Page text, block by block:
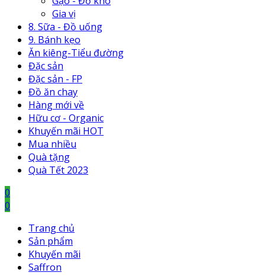
Gia vị
8. Sữa - Đồ uống
9. Bánh kẹo
Ăn kiêng-Tiểu đường
Đặc sản
Đặc sản - FP
Đồ ăn chay
Hàng mới về
Hữu cơ - Organic
Khuyến mãi HOT
Mua nhiều
Quà tặng
Quà Tết 2023
0
0
Trang chủ
Sản phẩm
Khuyến mãi
Saffron